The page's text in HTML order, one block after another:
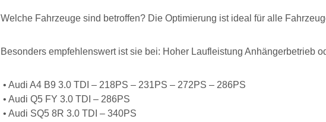
Welche Fahrzeuge sind betroffen? Die Optimierung ist ideal für alle
Besonders empfehlenswert ist sie bei: Hoher Laufleistung Anhängerbetrieb
• Audi A4 B9 3.0 TDI – 218PS – 231PS – 272PS – 286PS
• Audi Q5 FY 3.0 TDI – 286PS
• Audi SQ5 8R 3.0 TDI – 340PS